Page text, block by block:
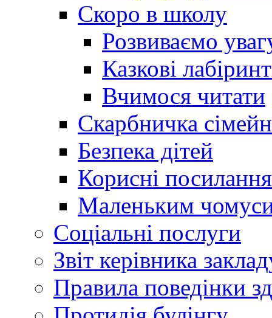
Скоро в школу
Розвиваємо
Казкові
Вчимося читати
Скарбничка
Безпека дітей
Корисні посилання
Маленьким
Соціальні послуги
Звіт керівника
Правила поведінки